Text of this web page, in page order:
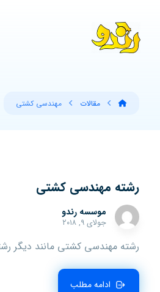
مقالات مهندسی کشتی
رشته مهندسی کشتی
موسسه رندو
جولای ۹, ۲۰۱۸
رشته مهندسی کشتی مانند دیگر
ادامه مطلب